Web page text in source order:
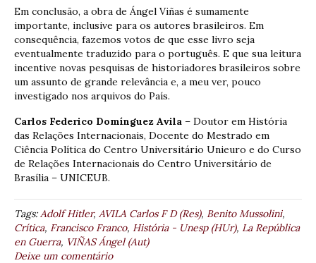
Em conclusão, a obra de Ángel Viñas é sumamente
importante, inclusive para os autores brasileiros. Em
consequência, fazemos votos de que esse livro seja
eventualmente traduzido para o português. E que sua leitura
incentive novas pesquisas de historiadores brasileiros sobre
um assunto de grande relevância e, a meu ver, pouco
investigado nos arquivos do País.
Carlos Federico Domínguez Avila – Doutor em História
das Relações Internacionais, Docente do Mestrado em
Ciência Política do Centro Universitário Unieuro e do Curso
de Relações Internacionais do Centro Universitário de
Brasília – UNICEUB.
Tags:Adolf Hitler, AVILA Carlos F D (Res), Benito Mussolini,
Crítica, Francisco Franco, História - Unesp (HUr), La República
en Guerra, VIÑAS Ángel (Aut)
Deixe um comentário